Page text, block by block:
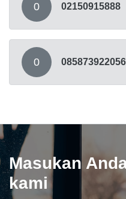
0 02150915888
0 085873922056
Masukan
kami